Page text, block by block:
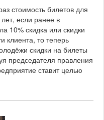
стоимость билетов для
если ранее в
10% скидка или скидки
клиента, то теперь
скидки на билеты
председателя правления
ставит целью